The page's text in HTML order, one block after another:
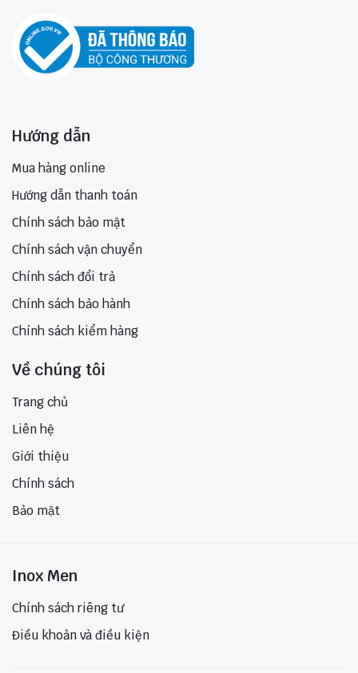
Hướng dẫn
Mua hàng online
Hướng dẫn thanh toán
Chính sách bảo mật
Chính sách vận chuyển
Chính sách đổi trả
Chính sách bảo hành
Chính sách kiểm hàng
Về chúng tôi
Trang chủ
Liên hệ
Giới thiệu
Chính sách
Bảo mật
Inox Men
Chính sách riêng tư
Điều khoản và điều kiện